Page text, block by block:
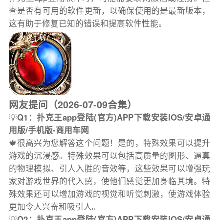
查是否有可用的软件更新，以确保使用的是最新版本，
这有助于修复已知的错误和提高软件性能。
网友提问（2026-07-09合集）
💡Q1：扑克王app登陆(官方)APP下载安装IOS/安卓通
用版/手机版-商用车网
🍁很高兴为您解答这个问题！是的，特殊效果可以提升
游戏的沉浸感。特殊效果可以包括高质量的图形、逼真
的物理模拟、引人入胜的音效等，这些效果可以增强玩
家对游戏世界的代入感，使他们感觉更加身临其境。特
殊效果还可以增加游戏的视觉和听觉刺激，使游戏体验
更加令人兴奋和吸引人。